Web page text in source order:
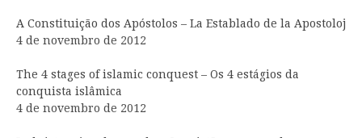
A Constituição dos Apóstolos – La Establado de la Apostoloj
4 de novembro de 2012
The 4 stages of islamic conquest – Os 4 estágios da
conquista islâmica
4 de novembro de 2012